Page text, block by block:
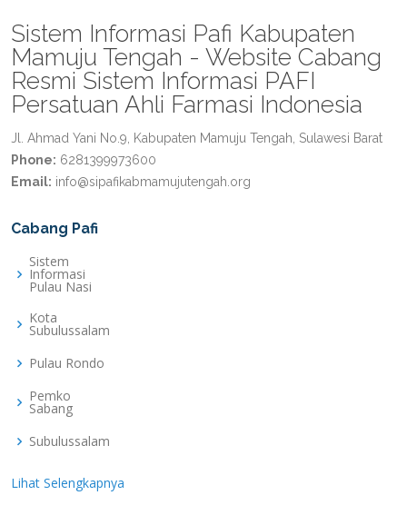
Sistem Informasi Pafi Kabupaten
Mamuju Tengah - Website Cabang
Resmi Sistem Informasi PAFI
Persatuan Ahli Farmasi Indonesia
Jl. Ahmad Yani No.9, Kabupaten Mamuju Tengah, Sulawesi Barat
Phone: 6281399973600
Email: info@sipafikabmamujutengah.org
Cabang Pafi
Sistem
Informasi
Pulau Nasi
Kota
Subulussalam
Pulau Rondo
Pemko
Sabang
Subulussalam
Lihat Selengkapnya